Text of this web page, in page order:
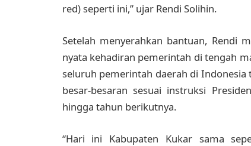
red) seperti ini,” ujar Rendi Solihin.
Setelah menyerahkan bantuan, Rendi
nyata kehadiran pemerintah di tengah
seluruh pemerintah daerah di
besar-besaran sesuai instruksi
hingga tahun berikutnya.
“Hari ini Kabupaten Kukar sama